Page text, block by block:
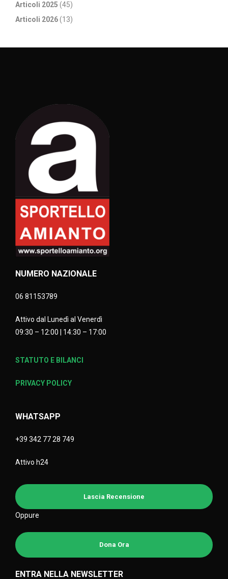
Articoli 2025 (45)
Articoli 2026(13)
NUMERO NAZIONALE
06 81153789
Attivo dal Lunedì al Venerdì
09:30 – 12:00 | 14:30 – 17:00
STATUTO E BILANCI
PRIVACY POLICY
WHATSAPP
+39 342 77 28 749
Attivo h24
Lascia Recensione
Oppure
Dona Ora
ENTRA NELLA NEWSLETTER